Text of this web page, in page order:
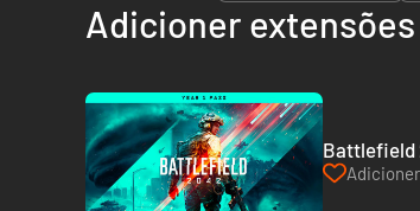
Adicioner extensões
Battlefield